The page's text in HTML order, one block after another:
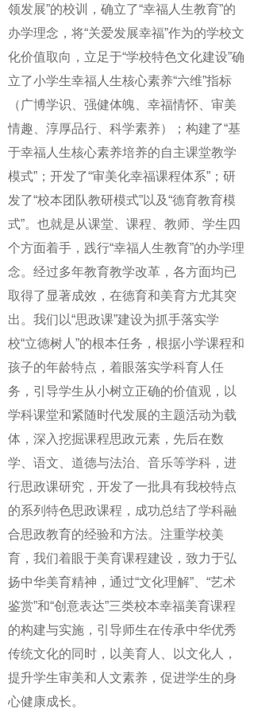
领发展”的校训，确立了“幸福人生教育”的
办学理念，将“关爱发展幸福”作为的学校文
化价值取向，立足于“学校特色文化建设”确
立了小学生幸福人生核心素养“六维”指标
（广博学识、强健体魄、幸福情怀、审美
情趣、淳厚品行、科学素养）；构建了“基
于幸福人生核心素养培养的自主课堂教学
模式”；开发了“审美化幸福课程体系”；研
发了“校本团队教研模式”以及“德育教育模
式”。也就是从课堂、课程、教师、学生四
个方面着手，践行“幸福人生教育”的办学理
念。经过多年教育教学改革，各方面均已
取得了显著成效，在德育和美育方尤其突
出。我们以“思政课”建设为抓手落实学
校“立德树人”的根本任务，根据小学课程和
孩子的年龄特点，着眼落实学科育人任
务，引导学生从小树立正确的价值观，以
学科课堂和紧随时代发展的主题活动为载
体，深入挖掘课程思政元素，先后在数
学、语文、道德与法治、音乐等学科，进
行思政课研究，开发了一批具有我校特点
的系列特色思政课程，成功总结了学科融
合思政教育的经验和方法。注重学校美
育，我们着眼于美育课程建设，致力于弘
扬中华美育精神，通过“文化理解”、“艺术
鉴赏”和“创意表达”三类校本幸福美育课程
的构建与实施，引导师生在传承中华优秀
传统文化的同时，以美育人、以文化人，
提升学生审美和人文素养，促进学生的身
心健康成长。